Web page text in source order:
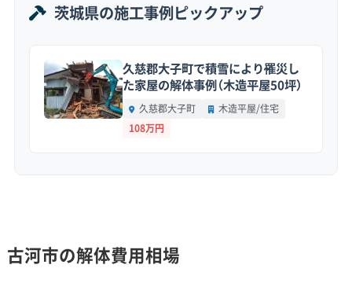
地形・道路事情と解体費用の傾向
市内の広範囲が河川に挟まれた低平地のため、
水害リスクや軟弱地盤への対策が解体費用に
盤はかつての湿地帯や水田を造成したエリアも
茨城県の施工事例ピックアップ
久慈郡大子町で積雪により罹災し
た家屋の解体事例（木造平屋50坪）
久慈郡大子町
木造平屋/住宅
108万円
古河市の解体費用相場